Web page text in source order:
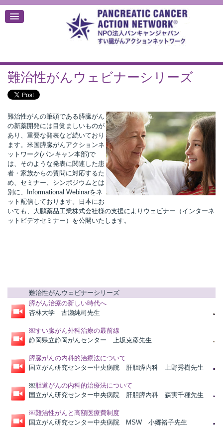
難治性がんウェビナーシリーズ
難治性がんの筆頭である膵臓がん
の新薬開発には目覚ましいものが
あり、重要な発表など続いており
ます。米国膵臓がんアクションネ
ットワーク(パンキャン本部)で
は、そのような発表に関連した患
者・家族からの質問に対応するた
め、セミナー、シンポジウムとは
別に、Informational Webinarをネ
ット配信しております。日本にお
いても、大鵬薬品工業株式会社様の支援によりウェビナー（インターネ
ットビデオセミナー）を公開いたします。
難治性がんウェビナーシリーズ
膵がん治療の新しい時代へ
杏林大学 古瀬純司先生
￼すい臓がん外科治療の最前線
静岡県立静岡がんセンター 上坂克彦先生
膵臓がんの内科的治療法について
国立がん研究センター中央病院 肝胆膵内科 上野秀樹先生
￼胆道がんの内科的治療法について
国立がん研究センター中央病院 肝胆膵内科 森実千種先生
￼難治性がんと高額医療費制度
国立がん研究センター中央病院 MSW 小郷裕子先生